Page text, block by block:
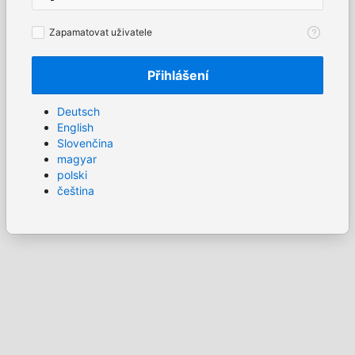
Zapamatovat
Zapamatovat uživatele
Přihlášení
Deutsch
English
Slovenčina
magyar
polski
čeština